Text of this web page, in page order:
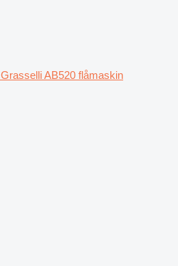
Grasselli AB520 flåmaskin